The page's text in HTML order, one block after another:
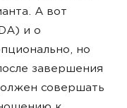
А вот
и о
но
завершения
совершать